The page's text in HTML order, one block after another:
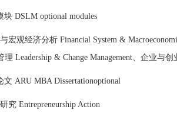
块 DSLM optional modules
宏观经济分析 Financial System &
Leadership & Change Management、企业与创
文 ARU MBA Dissertationoptional
究 Entrepreneurship Action